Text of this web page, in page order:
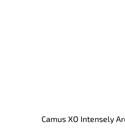
Camus XO Intensely